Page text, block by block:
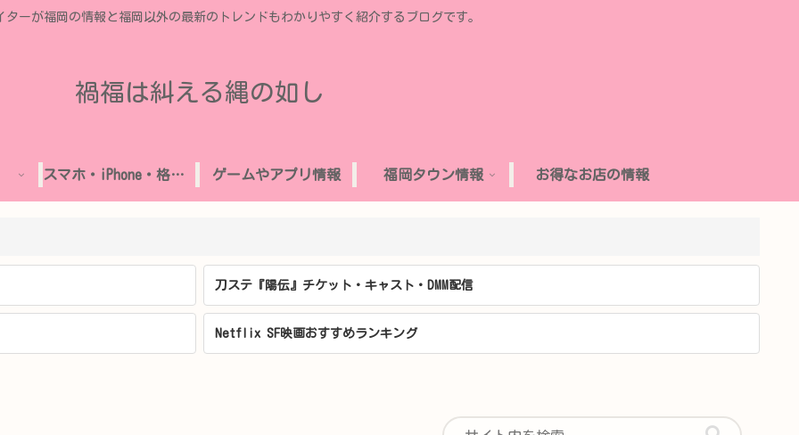
ターが福岡の情報と福岡以外の最新のトレンドもわかりやすく紹介するブログです。
禍福は糾える縄の如し
スマホ・iPhone・格安SIM ゲームやアプリ情報 福岡タウン情報 お得なお店の情報
刀ステ『陽伝』チケット・キャスト・DMM配信
Netflix SF映画おすすめランキング